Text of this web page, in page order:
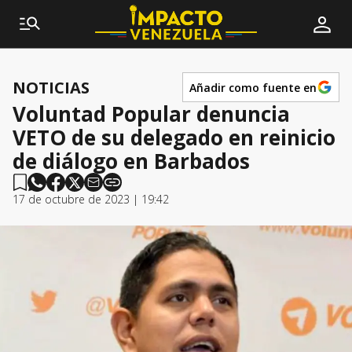
NOTICIAS Añadir como fuente en
Voluntad Popular denuncia
VETO de su delegado en reinicio
de diálogo en Barbados
17 de octubre de 2023 | 19:42